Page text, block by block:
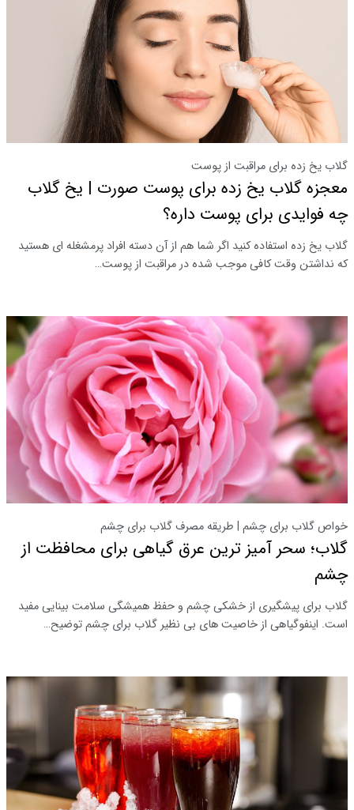
گلاب یخ زده برای مراقبت از پوست
معجزه گلاب یخ زده برای پوست صورت | یخ گلاب
چه فوایدی برای پوست داره؟
گلاب یخ زده استفاده کنید اگر شما هم از آن دسته افراد پرمشغله ای هستید
که نداشتن وقت کافی موجب شده در مراقبت از پوست…
خواص گلاب برای چشم | طریقه مصرف گلاب برای چشم
گلاب؛ سحر آمیز ترین عرق گیاهی برای محافظت از
چشم
گلاب برای پیشگیری از خشکی چشم و حفظ همیشگی سلامت بینایی مفید
است. اینفوگیاهی از خاصیت های بی نظیر گلاب برای چشم توضیح…